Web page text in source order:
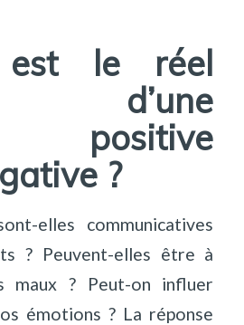
est le réel
d’une
positive
?
elles communicatives
? Peuvent-elles être à
maux ? Peut-on influer
émotions ? La réponse